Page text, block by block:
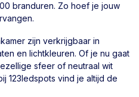
branduren. Zo hoef je jouw
zijn verkrijgbaar in
en lichtkleuren. Of je nu gaat
sfeer of neutraal wit
123ledspots vind je altijd de